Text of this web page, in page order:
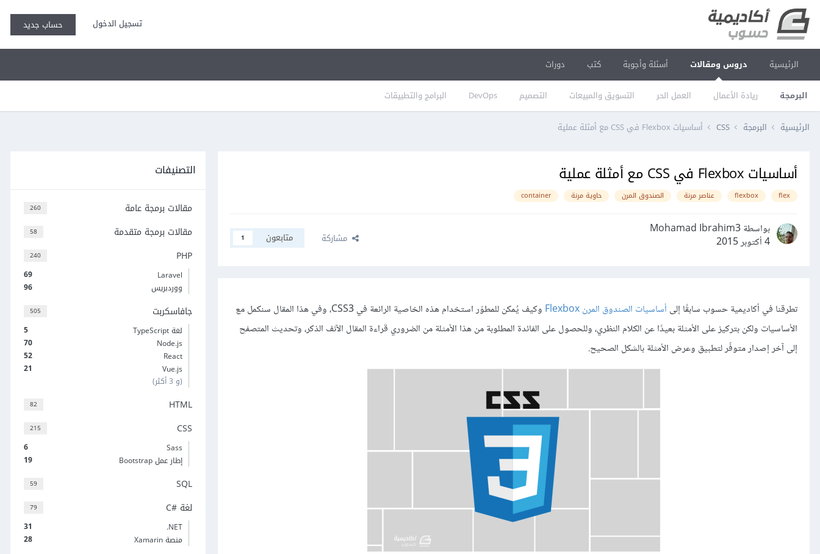
تسجيل الدخول حساب جديد
الرئيسية دروس ومقالات
البرمجة ريادة الأعمال العمل الحر التسويق والمبيعات التصميم DevOps البرامج والتطبيقات
أسئلة وأجوبة كتب دورات
الرئيسية البرمجة CSS أساسيات Flexbox في CSS مع أمثلة عملية
أساسيات Flexbox في CSS مع أمثلة عملية
flex
flexbox عناصر مرنة الصندوق المرن حاوية مرنة container
بواسطة Mohamad Ibrahim3
4 أكتوبر 2015
مشاركة متابعون 1
تطرقنا في أكاديمية حسوب سابقًا إلى أساسيات الصندوق المرن Flexbox
وكيف يُمكن للمطوّر استخدام هذه الخاصية الرائعة في CSS3، وفي هذا المقال سنكمل مع
الأساسيات ولكن بتركيز على الأمثلة بعيدًا عن الكلام النظري، وللحصول على الفائدة المطلوبة من هذا الأمثلة من الضروري قراءة المقال الآنف الذكر، وتحديث المتصفح
إلى آخر إصدار متوفّر لتطبيق وعرض الأمثلة بالشكل الصحيح.
التصنيفات
260 مقالات برمجة عامة
58 مقالات برمجة متقدمة
240 PHP
69
Laravel
96
ووردبريس
505 جافاسكربت
5
لغة TypeScript
70
Node.js
52
React
21
Vue.js
(و 3 أكثر)
82 HTML
215 CSS
6
Sass
19
إطار عمل Bootstrap
59 SQL
79 لغة C#‎
31
‎.NET
28
منصة Xamarin